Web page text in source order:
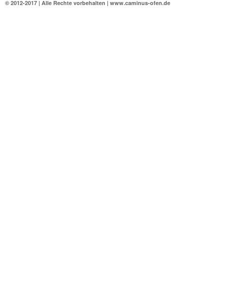
© 2012-2017 | Alle Rechte vorbehalten | www.caminus-ofen.de